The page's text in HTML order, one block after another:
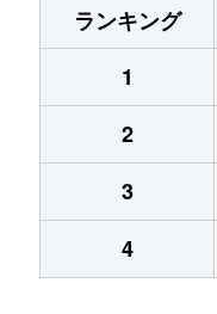
ランキング
1
2
3
4